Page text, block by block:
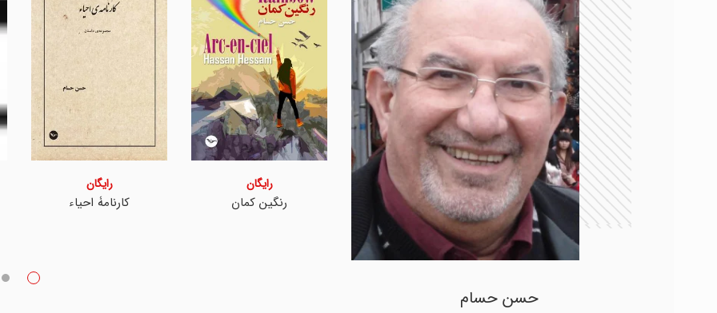
حسن حسام
رنگین کمان
رایگان
کارنامۀ احیاء
رایگان